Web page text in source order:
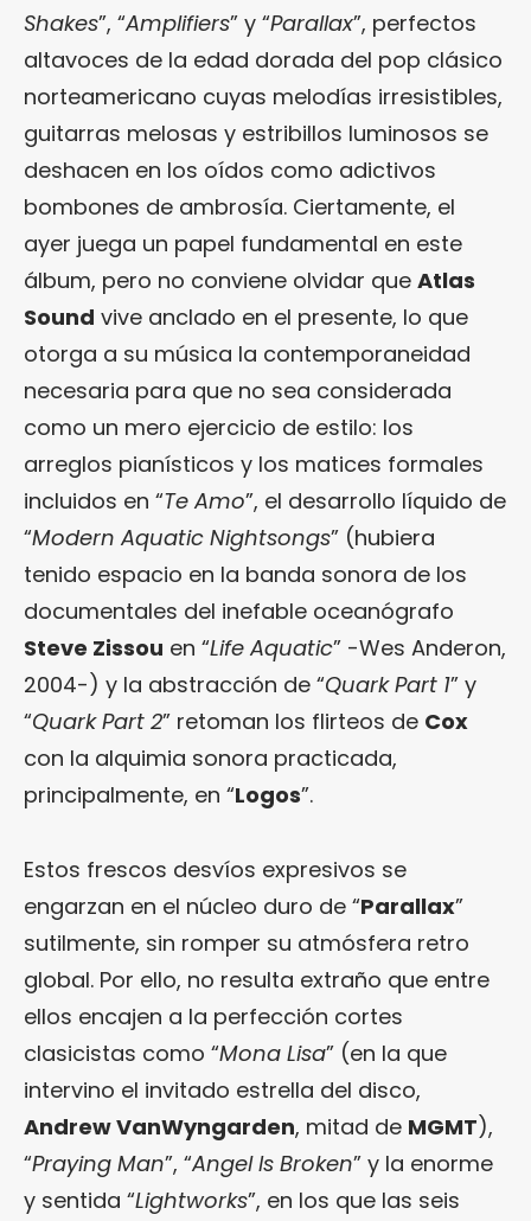
Shakes”, “Amplifiers” y “Parallax”, perfectos
altavoces de la edad dorada del pop clásico
norteamericano cuyas melodías irresistibles,
guitarras melosas y estribillos luminosos se
deshacen en los oídos como adictivos
bombones de ambrosía. Ciertamente, el
ayer juega un papel fundamental en este
álbum, pero no conviene olvidar que Atlas
Sound vive anclado en el presente, lo que
otorga a su música la contemporaneidad
necesaria para que no sea considerada
como un mero ejercicio de estilo: los
arreglos pianísticos y los matices formales
incluidos en “Te Amo”, el desarrollo líquido de
“Modern Aquatic Nightsongs” (hubiera
tenido espacio en la banda sonora de los
documentales del inefable oceanógrafo
Steve Zissou en “Life Aquatic” -Wes Anderon,
2004-) y la abstracción de “Quark Part 1” y
“Quark Part 2” retoman los flirteos de Cox
con la alquimia sonora practicada,
principalmente, en “Logos”.
Estos frescos desvíos expresivos se
engarzan en el núcleo duro de “Parallax”
sutilmente, sin romper su atmósfera retro
global. Por ello, no resulta extraño que entre
ellos encajen a la perfección cortes
clasicistas como “Mona Lisa” (en la que
intervino el invitado estrella del disco,
Andrew VanWyngarden, mitad de MGMT),
“Praying Man”, “Angel Is Broken” y la enorme
y sentida “Lightworks”, en los que las seis